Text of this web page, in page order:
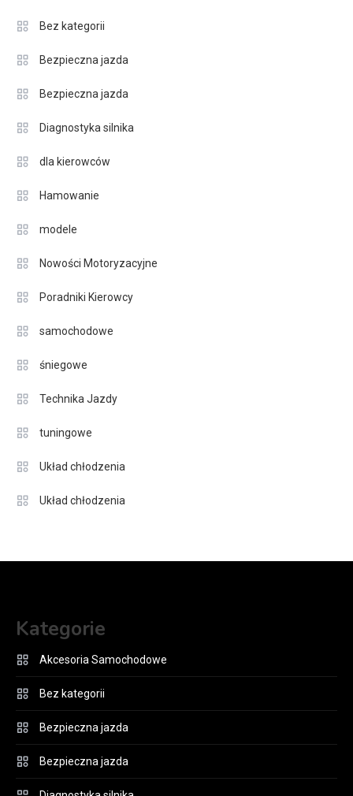
Bez kategorii
Bezpieczna jazda
Bezpieczna jazda
Diagnostyka silnika
dla kierowców
Hamowanie
modele
Nowości Motoryzacyjne
Poradniki Kierowcy
samochodowe
śniegowe
Technika Jazdy
tuningowe
Układ chłodzenia
Układ chłodzenia
Kategorie
Akcesoria Samochodowe
Bez kategorii
Bezpieczna jazda
Bezpieczna jazda